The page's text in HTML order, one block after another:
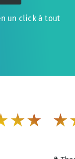
un click à tout